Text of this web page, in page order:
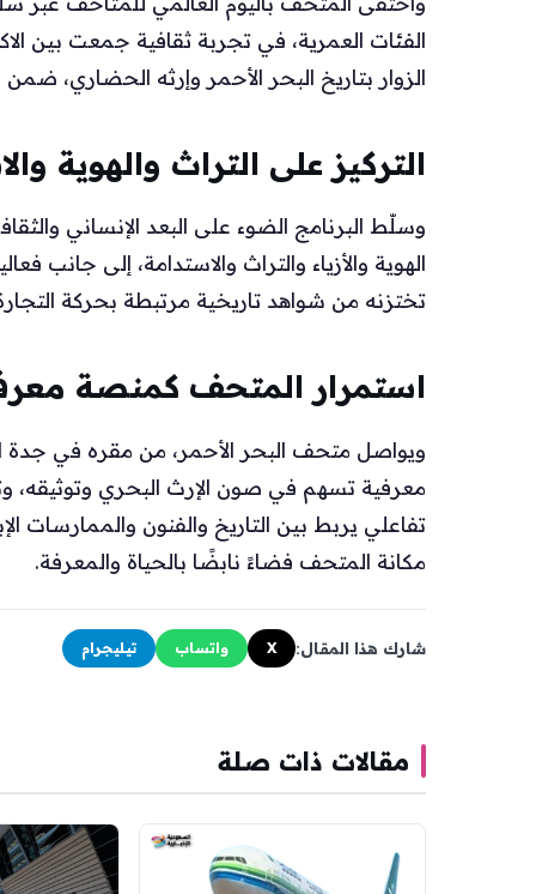
الفئات العمرية، في تجربة ثقافية جمعت بين
الزوار بتاريخ البحر الأحمر وإرثه الحضاري،
التركيز على التراث والهوية
وسلّط البرنامج الضوء على البعد الإنساني
الهوية والأزياء والتراث والاستدامة، إلى جانب
تختزنه من شواهد تاريخية مرتبطة بحركة التجارة
استمرار المتحف كمنصة
ويواصل متحف البحر الأحمر، من مقره في جدة
معرفية تسهم في صون الإرث البحري
تفاعلي يربط بين التاريخ والفنون والممارسات
مكانة المتحف فضاءً نابضًا بالحياة والمعرفة.
شارك هذا المقال: X واتساب تيليجرام
مقالات ذات صلة